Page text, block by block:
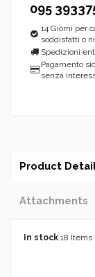
095
14 Giorni per
soddisfatti o
Spedizioni
Pagamento
senza
Product
Attachments
In stock 18 Items